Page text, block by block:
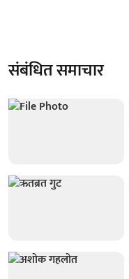
संबंधित समाचार